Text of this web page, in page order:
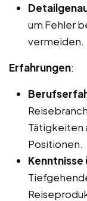
um Fehler
vermeiden.
Erfahrungen:
Tätigkeiten
Positionen.